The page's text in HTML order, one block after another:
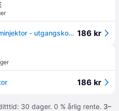
TP-Link TL-POE150S - Strøminjektor - utgangskontakter: 1 186 kr
186 kr
30 dager. 0 % årlig rente. 3–